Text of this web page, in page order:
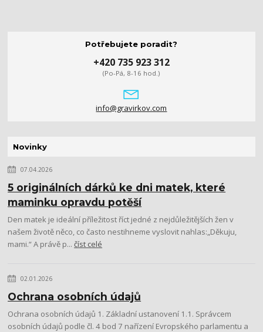
Potřebujete poradit?
+420 735 923 312
(Po-Pá, 8-16 hod.)
info@gravirkov.com
Novinky
07.04.2026
5 originálních dárků ke dni matek, které
maminku opravdu potěší
Den matek je ideální příležitost říct jedné z nejdůležitějších žen v
našem životě něco, co často nestihneme vyslovit nahlas:„Děkuju,
mami.“ A právě p...číst celé
02.01.2026
Ochrana osobních údajů
Ochrana osobních údajů 1. Základní ustanovení 1.1. Správcem
osobních údajů podle čl. 4 bod 7 nařízení Evropského parlamentu a